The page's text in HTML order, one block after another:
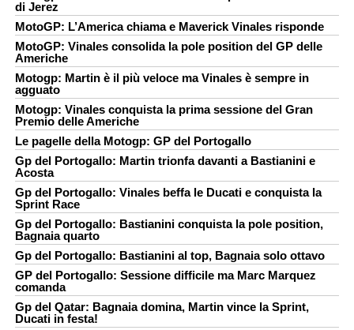
di Jerez
MotoGP: L’America chiama e Maverick Vinales risponde
MotoGP: Vinales consolida la pole position del GP delle
Americhe
Motogp: Martin è il più veloce ma Vinales è sempre in
agguato
Motogp: Vinales conquista la prima sessione del Gran
Premio delle Americhe
Le pagelle della Motogp: GP del Portogallo
Gp del Portogallo: Martin trionfa davanti a Bastianini e
Acosta
Gp del Portogallo: Vinales beffa le Ducati e conquista la
Sprint Race
Gp del Portogallo: Bastianini conquista la pole position,
Bagnaia quarto
Gp del Portogallo: Bastianini al top, Bagnaia solo ottavo
GP del Portogallo: Sessione difficile ma Marc Marquez
comanda
Gp del Qatar: Bagnaia domina, Martin vince la Sprint,
Ducati in festa!